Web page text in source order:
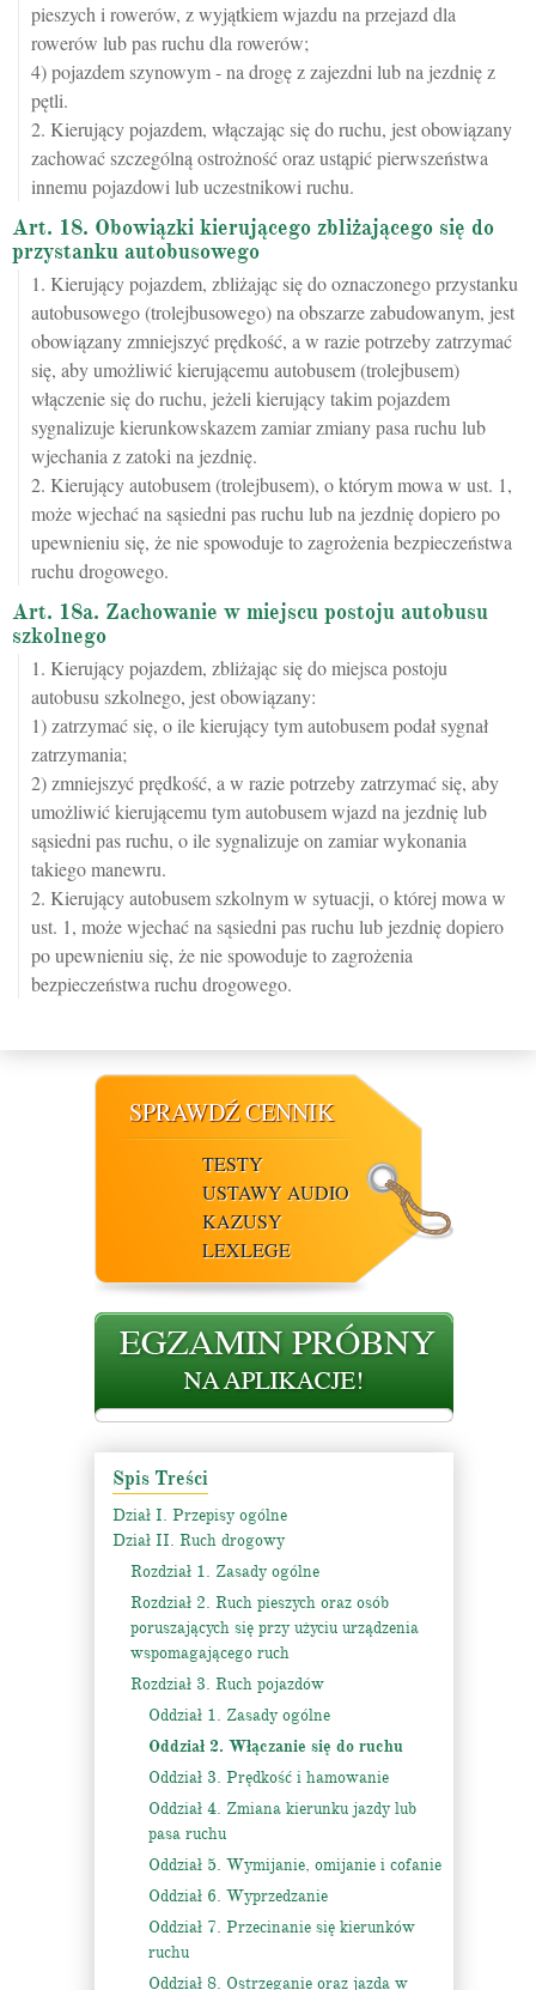
pieszych i rowerów, z wyjątkiem wjazdu na przejazd dla
rowerów lub pas ruchu dla rowerów;
4) pojazdem szynowym - na drogę z zajezdni lub na jezdnię z
pętli.
2. Kierujący pojazdem, włączając się do ruchu, jest obowiązany
zachować szczególną ostrożność oraz ustąpić pierwszeństwa
innemu pojazdowi lub uczestnikowi ruchu.
Art. 18. Obowiązki kierującego zbliżającego się do
przystanku autobusowego
1. Kierujący pojazdem, zbliżając się do oznaczonego przystanku
autobusowego (trolejbusowego) na obszarze zabudowanym, jest
obowiązany zmniejszyć prędkość, a w razie potrzeby zatrzymać
się, aby umożliwić kierującemu autobusem (trolejbusem)
włączenie się do ruchu, jeżeli kierujący takim pojazdem
sygnalizuje kierunkowskazem zamiar zmiany pasa ruchu lub
wjechania z zatoki na jezdnię.
2. Kierujący autobusem (trolejbusem), o którym mowa w ust. 1,
może wjechać na sąsiedni pas ruchu lub na jezdnię dopiero po
upewnieniu się, że nie spowoduje to zagrożenia bezpieczeństwa
ruchu drogowego.
Art. 18a. Zachowanie w miejscu postoju autobusu
szkolnego
1. Kierujący pojazdem, zbliżając się do miejsca postoju
autobusu szkolnego, jest obowiązany:
1) zatrzymać się, o ile kierujący tym autobusem podał sygnał
zatrzymania;
2) zmniejszyć prędkość, a w razie potrzeby zatrzymać się, aby
umożliwić kierującemu tym autobusem wjazd na jezdnię lub
sąsiedni pas ruchu, o ile sygnalizuje on zamiar wykonania
takiego manewru.
2. Kierujący autobusem szkolnym w sytuacji, o której mowa w
ust. 1, może wjechać na sąsiedni pas ruchu lub jezdnię dopiero
po upewnieniu się, że nie spowoduje to zagrożenia
bezpieczeństwa ruchu drogowego.
SPRAWDŹ CENNIK
TESTY
USTAWY AUDIO
KAZUSY
LEXLEGE
Spis Treści
Dział I. Przepisy ogólne
Dział II. Ruch drogowy
Rozdział 1. Zasady ogólne
Rozdział 2. Ruch pieszych oraz osób
poruszających się przy użyciu urządzenia
wspomagającego ruch
Rozdział 3. Ruch pojazdów
Oddział 1. Zasady ogólne
Oddział 2. Włączanie się do ruchu
Oddział 3. Prędkość i hamowanie
Oddział 4. Zmiana kierunku jazdy lub
pasa ruchu
Oddział 5. Wymijanie, omijanie i cofanie
Oddział 6. Wyprzedzanie
Oddział 7. Przecinanie się kierunków
ruchu
Oddział 8. Ostrzeganie oraz jazda w